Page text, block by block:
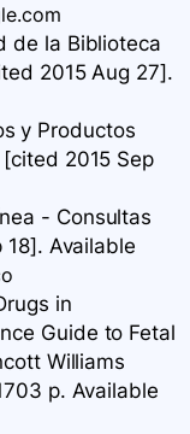
de la Biblioteca
2015 Aug 27].
y Productos
2015 Sep
- Consultas
Available
in
Guide to Fetal
Williams
p. Available